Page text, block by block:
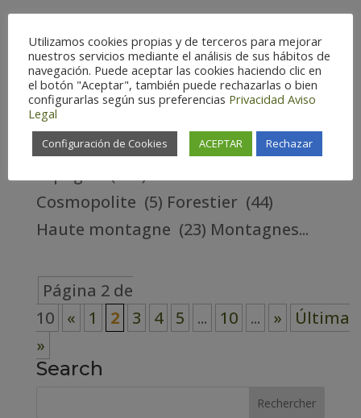
19/Juin/2023
Traquet oreillard BIRDING ARAGÓN
PROVINCE Huesca – Espagne (148)
Teruel – Espagne (145) Zaragoza –
Cosmopolite (5) Forestier (44)
Haute montagne (23) Montagnes...
Página 2 de
10
« 1 2 3 4 5 ... 10 ... »
Última
»
Search
Utilizamos cookies propias y de terceros para mejorar
nuestros servicios mediante el análisis de sus hábitos de
navegación. Puede aceptar las cookies haciendo clic en
el botón "Aceptar", también puede rechazarlas o bien
configurarlas según sus preferencias Privacidad Aviso
Legal
Configuración de Cookies ACEPTAR Rechazar